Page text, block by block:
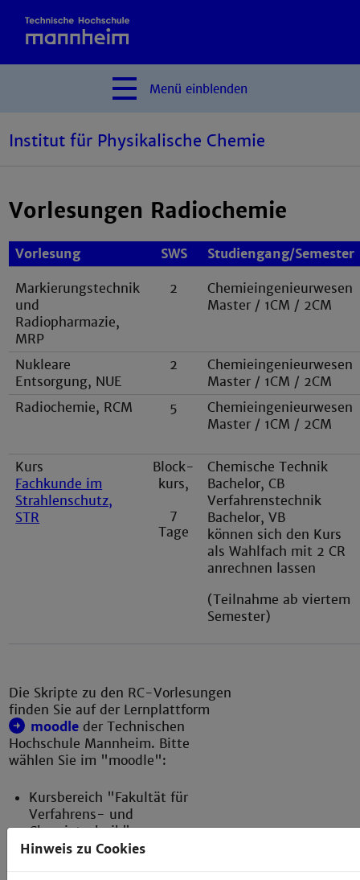
Menü einblenden
Institut für Physikalische Chemie
Vorlesungen Radiochemie
Vorlesung SWS Studiengang/Semester
Markierungstechnik
und
Radiopharmazie,
MRP
2
Chemieingenieurwesen
Master / 1CM / 2CM
Nukleare
Entsorgung, NUE
2
Chemieingenieurwesen
Master / 1CM / 2CM
Radiochemie, RCM
5
Chemieingenieurwesen
Master / 1CM / 2CM
Kurs
Fachkunde im
Strahlenschutz,
STR
Block-
kurs,
7
Tage
Chemische Technik
Bachelor, CB
Verfahrenstechnik
Bachelor, VB
können sich den Kurs
als Wahlfach mit 2 CR
anrechnen lassen
(Teilnahme ab viertem
Semester)
Die Skripte zu den RC-Vorlesungen
finden Sie auf der Lernplattform
moodle der Technischen
Hochschule Mannheim. Bitte
wählen Sie im "moodle":
Kursbereich "Fakultät für
Verfahrens- und
Chemietechnik"
Hinweis zu Cookies